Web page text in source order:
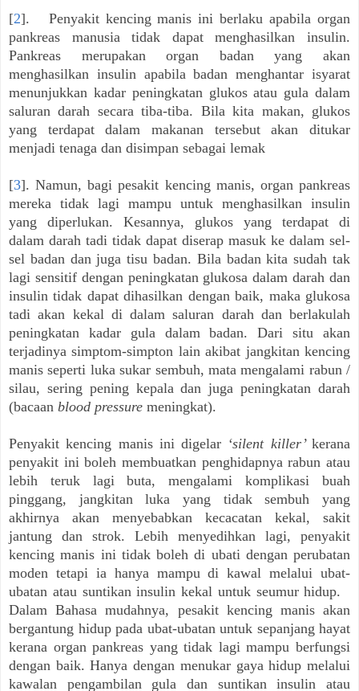
[2]. Penyakit kencing manis ini berlaku apabila organ
pankreas manusia tidak dapat menghasilkan insulin.
Pankreas merupakan organ badan yang akan
menghasilkan insulin apabila badan menghantar isyarat
menunjukkan kadar peningkatan glukos atau gula dalam
saluran darah secara tiba-tiba. Bila kita makan, glukos
yang terdapat dalam makanan tersebut akan ditukar
menjadi tenaga dan disimpan sebagai lemak
[3]. Namun, bagi pesakit kencing manis, organ pankreas
mereka tidak lagi mampu untuk menghasilkan insulin
yang diperlukan. Kesannya, glukos yang terdapat di
dalam darah tadi tidak dapat diserap masuk ke dalam sel-
sel badan dan juga tisu badan. Bila badan kita sudah tak
lagi sensitif dengan peningkatan glukosa dalam darah dan
insulin tidak dapat dihasilkan dengan baik, maka glukosa
tadi akan kekal di dalam saluran darah dan berlakulah
peningkatan kadar gula dalam badan. Dari situ akan
terjadinya simptom-simpton lain akibat jangkitan kencing
manis seperti luka sukar sembuh, mata mengalami rabun /
silau, sering pening kepala dan juga peningkatan darah
(bacaan blood pressure meningkat).
Penyakit kencing manis ini digelar ‘silent killer’kerana
penyakit ini boleh membuatkan penghidapnya rabun atau
lebih teruk lagi buta, mengalami komplikasi buah
pinggang, jangkitan luka yang tidak sembuh yang
akhirnya akan menyebabkan kecacatan kekal, sakit
jantung dan strok. Lebih menyedihkan lagi, penyakit
kencing manis ini tidak boleh di ubati dengan perubatan
moden tetapi ia hanya mampu di kawal melalui ubat-
ubatan atau suntikan insulin kekal untuk seumur hidup.
Dalam Bahasa mudahnya, pesakit kencing manis akan
bergantung hidup pada ubat-ubatan untuk sepanjang hayat
kerana organ pankreas yang tidak lagi mampu berfungsi
dengan baik. Hanya dengan menukar gaya hidup melalui
kawalan pengambilan gula dan suntikan insulin atau